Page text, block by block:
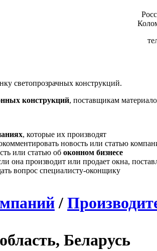
светопрозрачных конструкций.
конструкций, поставщикам
, которые их производят
новость или статью
или статью об оконном бизнесе
она производит или продает окна,
вопрос специалисту-оконщику
/
Беларусь